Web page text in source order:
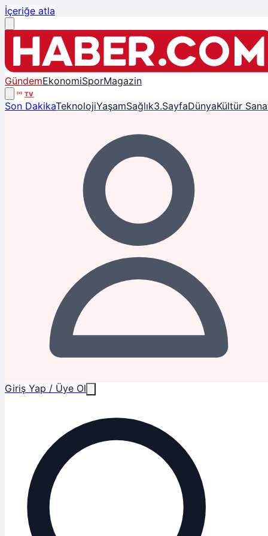
İçeriğe atla
GündemEkonomiSporMagazin
TV
Son DakikaTeknolojiYaşamSağlık3.SayfaDünyaKültür
Giriş Yap / Üye Ol